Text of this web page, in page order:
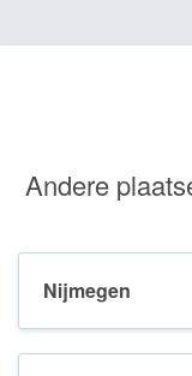
Andere
Nijmegen